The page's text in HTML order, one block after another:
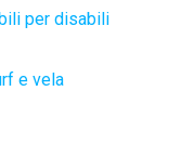
per disabili
e vela